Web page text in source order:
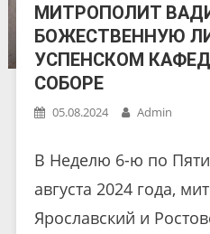
МИТРОПОЛИТ
БОЖЕСТВЕННУЮ
УСПЕНСКОМ
СОБОРЕ
05.08.2024 Admin
В Неделю 6-ю по
августа 2024 года,
Ярославский и